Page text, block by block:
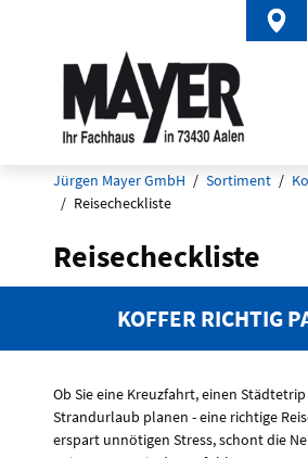
Jürgen Mayer GmbH Sortiment
Reisecheckliste
Reisecheckliste
KOFFER RICHTIG
Ob Sie eine Kreuzfahrt, einen
Strandurlaub planen - eine richtige
erspart unnötigen Stress, schont die